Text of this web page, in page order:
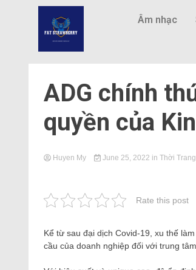
Âm nhạc
ADG chính
quyền của
Huyen My June 25, 2022 in Thời Trang
Rate this post
Kể từ sau đại dịch Covid-19, xu thế
cầu của doanh nghiệp đối với trung